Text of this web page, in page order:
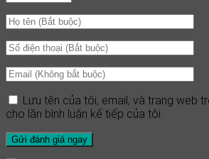
Lưu tên của tôi, email, và trang web
cho lần bình luận kế tiếp của tôi.